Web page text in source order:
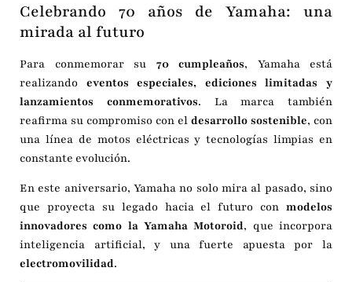
Celebrando 70 años de Yamaha: una
mirada al futuro
Para conmemorar su 70 cumpleaños, Yamaha está
realizando eventos especiales, ediciones limitadas y
lanzamientos conmemorativos. La marca también
reafirma su compromiso con el desarrollo sostenible, con
una línea de motos eléctricas y tecnologías limpias en
constante evolución.
En este aniversario, Yamaha no solo mira al pasado, sino
que proyecta su legado hacia el futuro con modelos
innovadores como la Yamaha Motoroid, que incorpora
inteligencia artificial, y una fuerte apuesta por la
electromovilidad.